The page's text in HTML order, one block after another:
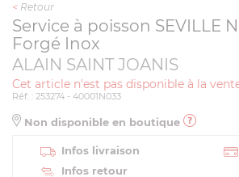
< Retour
Service à poisson SEVILLE
Forgé Inox
ALAIN SAINT JOANIS
Cet article n'est pas disponible à la
Réf. : 253274 - 40001N033
Non disponible en boutique
Infos livraison
Infos retour